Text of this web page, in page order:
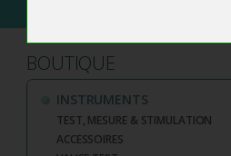
BOUTIQUE
INSTRUMENTS
TEST, MESURE & STIMULATION
ACCESSOIRES